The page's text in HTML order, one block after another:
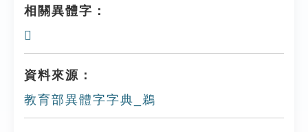
相關異體字：
𪁩
資料來源：
教育部異體字字典_鵜